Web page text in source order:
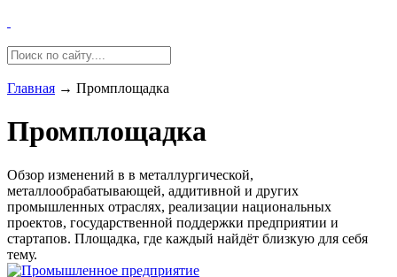
Главная → Промплощадка
Промплощадка
Обзор изменений в в металлургической,
металлообрабатывающей, аддитивной и других
промышленных отраслях, реализации национальных
проектов, государственной поддержки предприятии и
стартапов. Площадка, где каждый найдёт близкую для себя
тему.